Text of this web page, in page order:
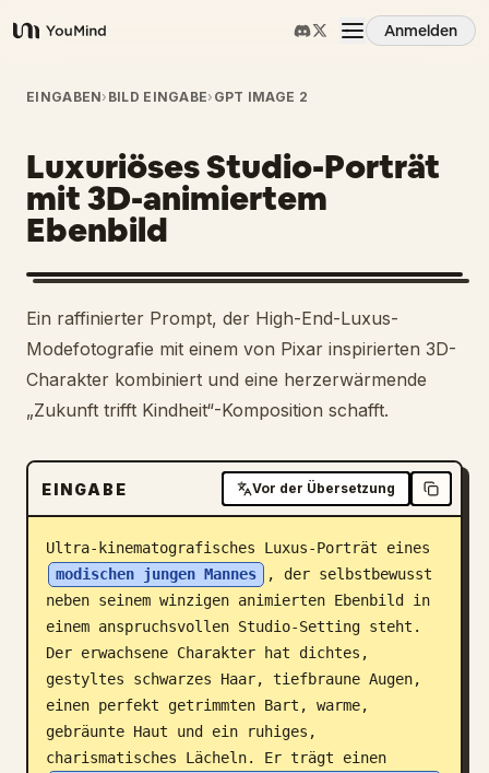
YouMind
Anmelden
Übersicht
Anwendungsfälle
Fähigkeiten
Prompts
Preise
Blog
Updates
EINGABEN› BILD EINGABE› GPT IMAGE 2
Luxuriöses Studio-Porträt
mit 3D-animiertem
Ebenbild
Ein raffinierter Prompt, der High-End-Luxus-
Modefotografie mit einem von Pixar inspirierten 3D-
Charakter kombiniert und eine herzerwärmende
„Zukunft trifft Kindheit“-Komposition schafft.
EINGABE Vor der Übersetzung
Ultra-kinematografisches Luxus-Porträt eines
modischen jungen Mannes
, der selbstbewusst
neben seinem winzigen animierten Ebenbild in
einem anspruchsvollen Studio-Setting steht.
Der erwachsene Charakter hat dichtes,
gestyltes schwarzes Haar, tiefbraune Augen,
einen perfekt getrimmten Bart, warme,
gebräunte Haut und ein ruhiges,
charismatisches Lächeln. Er trägt einen